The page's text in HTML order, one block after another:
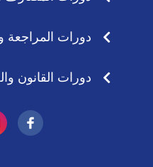
دورات المراجعة
دورات القانون